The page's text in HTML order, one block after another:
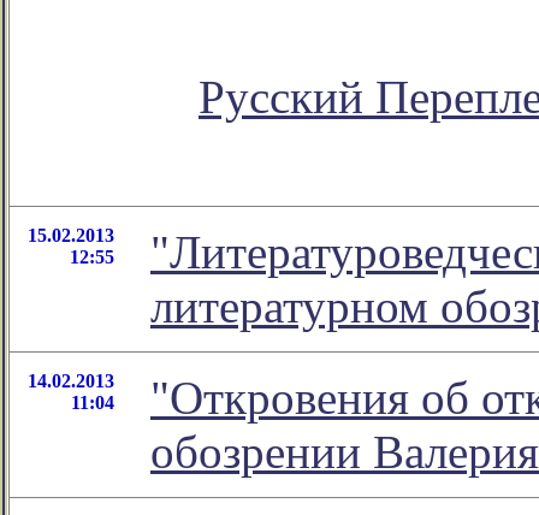
Русский
15.02.2013
12:55
литературном
14.02.2013
11:04
"Откровения об
обозрении